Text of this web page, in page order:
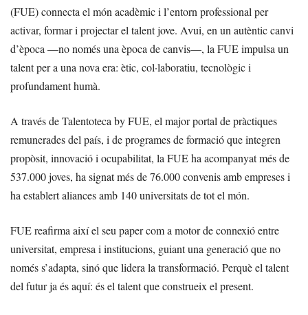
(FUE) connecta el món acadèmic i l’entorn professional per
activar, formar i projectar el talent jove. Avui, en un autèntic canvi
d’època —no només una època de canvis—, la FUE impulsa un
talent per a una nova era: ètic, col·laboratiu, tecnològic i
profundament humà.
A través de Talentoteca by FUE, el major portal de pràctiques
remunerades del país, i de programes de formació que integren
propòsit, innovació i ocupabilitat, la FUE ha acompanyat més de
537.000 joves, ha signat més de 76.000 convenis amb empreses i
ha establert aliances amb 140 universitats de tot el món.
FUE reafirma així el seu paper com a motor de connexió entre
universitat, empresa i institucions, guiant una generació que no
només s’adapta, sinó que lidera la transformació. Perquè el talent
del futur ja és aquí: és el talent que construeix el present.